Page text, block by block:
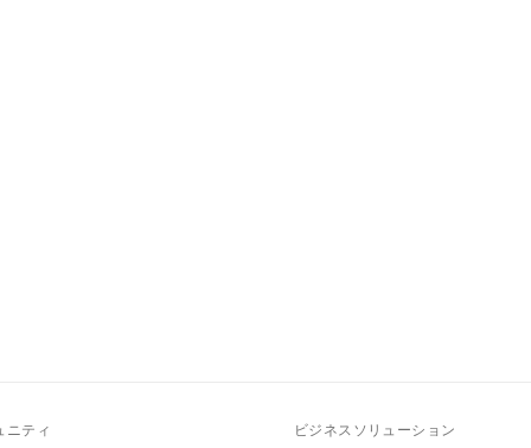
ニティ ビジネスソリューション